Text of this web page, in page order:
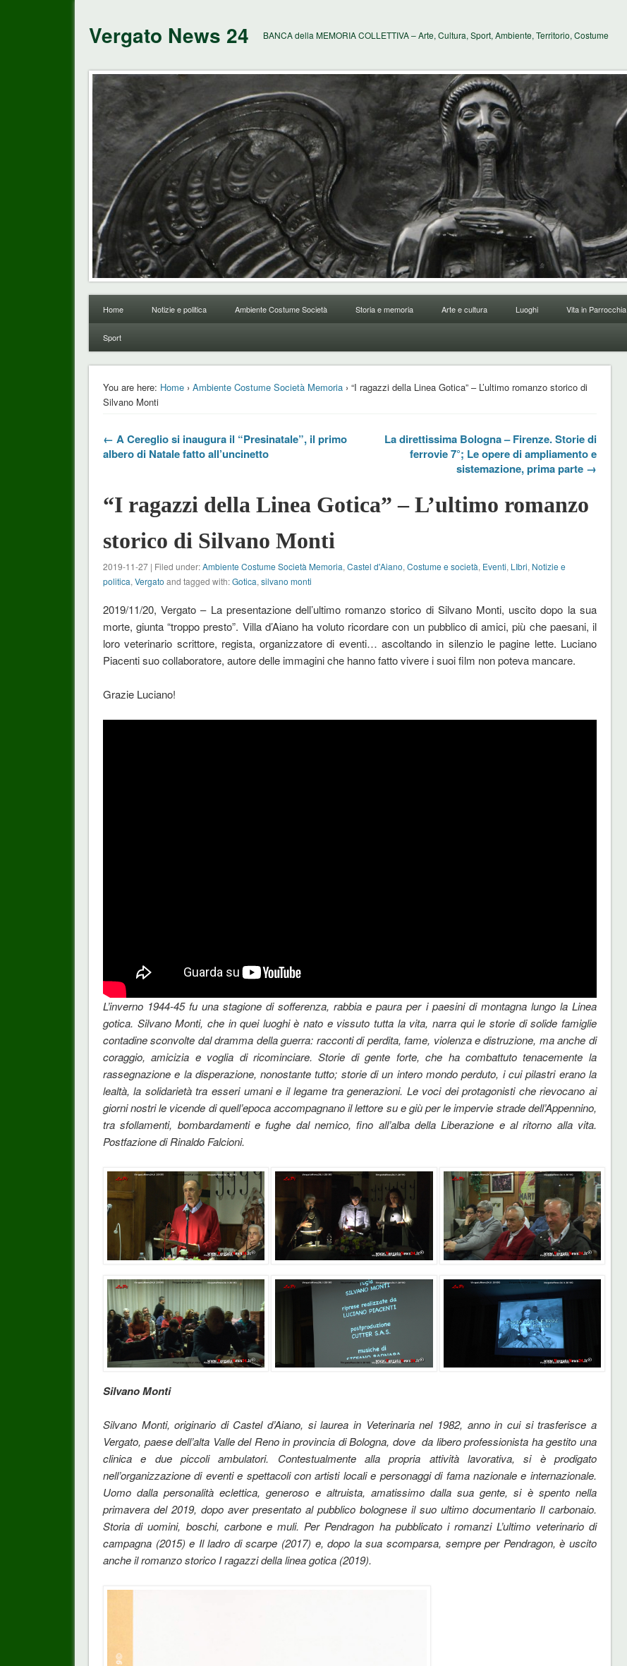
Vergato News 24 BANCA della MEMORIA COLLETTIVA – Arte, Cultura, Sport, Ambiente, Territorio, Costume
Home Notizie e politica Ambiente Costume Società Storia e memoria Arte e cultura Luoghi Vita in Parrocchia
Sport
You are here: Home› Ambiente Costume Società Memoria› “I ragazzi della Linea Gotica” – L’ultimo romanzo storico di
Silvano Monti
← A Cereglio si inaugura il “Presinatale”, il primo
albero di Natale fatto all’uncinetto
La direttissima Bologna – Firenze. Storie di
ferrovie 7°; Le opere di ampliamento e
sistemazione, prima parte →
“I ragazzi della Linea Gotica” – L’ultimo romanzo
storico di Silvano Monti
2019-11-27 | Filed under:Ambiente Costume Società Memoria, Castel d'Aiano, Costume e società, Eventi, LIbri, Notizie e
politica, Vergato and tagged with:Gotica, silvano monti
2019/11/20, Vergato – La presentazione dell’ultimo romanzo storico di Silvano Monti, uscito dopo la sua
morte, giunta “troppo presto”. Villa d’Aiano ha voluto ricordare con un pubblico di amici, più che paesani, il
loro veterinario scrittore, regista, organizzatore di eventi… ascoltando in silenzio le pagine lette. Luciano
Piacenti suo collaboratore, autore delle immagini che hanno fatto vivere i suoi film non poteva mancare.
Grazie Luciano!
L’inverno 1944-45 fu una stagione di sofferenza, rabbia e paura per i paesini di montagna lungo la Linea
gotica. Silvano Monti, che in quei luoghi è nato e vissuto tutta la vita, narra qui le storie di solide famiglie
contadine sconvolte dal dramma della guerra: racconti di perdita, fame, violenza e distruzione, ma anche di
coraggio, amicizia e voglia di ricominciare. Storie di gente forte, che ha combattuto tenacemente la
rassegnazione e la disperazione, nonostante tutto; storie di un intero mondo perduto, i cui pilastri erano la
lealtà, la solidarietà tra esseri umani e il legame tra generazioni. Le voci dei protagonisti che rievocano ai
giorni nostri le vicende di quell’epoca accompagnano il lettore su e giù per le impervie strade dell’Appennino,
tra sfollamenti, bombardamenti e fughe dal nemico, fino all’alba della Liberazione e al ritorno alla vita.
Postfazione di Rinaldo Falcioni.
Silvano Monti
Silvano Monti, originario di Castel d’Aiano, si laurea in Veterinaria nel 1982, anno in cui si trasferisce a
Vergato, paese dell’alta Valle del Reno in provincia di Bologna, dove da libero professionista ha gestito una
clinica e due piccoli ambulatori. Contestualmente alla propria attività lavorativa, si è prodigato
nell’organizzazione di eventi e spettacoli con artisti locali e personaggi di fama nazionale e internazionale.
Uomo dalla personalità eclettica, generoso e altruista, amatissimo dalla sua gente, si è spento nella
primavera del 2019, dopo aver presentato al pubblico bolognese il suo ultimo documentario Il carbonaio.
Storia di uomini, boschi, carbone e muli. Per Pendragon ha pubblicato i romanzi L’ultimo veterinario di
campagna (2015) e Il ladro di scarpe (2017) e, dopo la sua scomparsa, sempre per Pendragon, è uscito
anche il romanzo storico I ragazzi della linea gotica (2019).